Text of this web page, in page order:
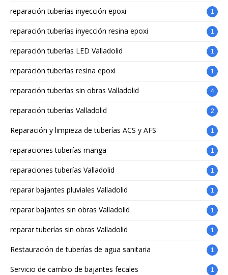
reparación tuberías inyección epoxi 1
reparación tuberías inyección resina epoxi 1
reparación tuberías LED Valladolid 1
reparación tuberías resina epoxi 1
reparación tuberías sin obras Valladolid 4
reparación tuberías Valladolid 2
Reparación y limpieza de tuberías ACS y AFS 1
reparaciones tuberías manga 1
reparaciones tuberías Valladolid 1
reparar bajantes pluviales Valladolid 1
reparar bajantes sin obras Valladolid 1
reparar tuberías sin obras Valladolid 1
Restauración de tuberías de agua sanitaria 1
Servicio de cambio de bajantes fecales 1